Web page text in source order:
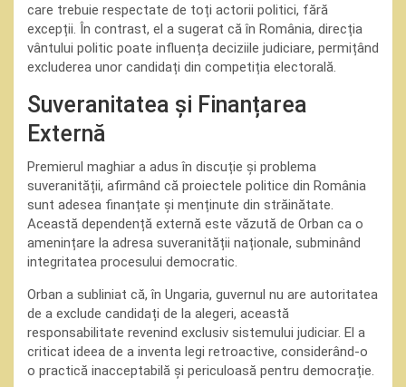
care trebuie respectate de toți actorii politici, fără
excepții. În contrast, el a sugerat că în România, direcția
vântului politic poate influența deciziile judiciare, permițând
excluderea unor candidați din competiția electorală.
Suveranitatea și Finanțarea
Externă
Premierul maghiar a adus în discuție și problema
suveranității, afirmând că proiectele politice din România
sunt adesea finanțate și menținute din străinătate.
Această dependență externă este văzută de Orban ca o
amenințare la adresa suveranității naționale, subminând
integritatea procesului democratic.
Orban a subliniat că, în Ungaria, guvernul nu are autoritatea
de a exclude candidați de la alegeri, această
responsabilitate revenind exclusiv sistemului judiciar. El a
criticat ideea de a inventa legi retroactive, considerând-o
o practică inacceptabilă și periculoasă pentru democrație.